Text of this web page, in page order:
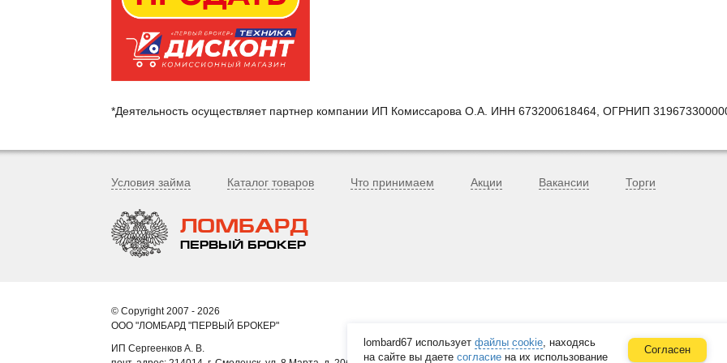
*Деятельность осуществляет партнер компании ИП Комиссарова О.А. ИНН 673200618464, ОГРНИП
lombard67 использует файлы cookie, находясь
на сайте вы даете согласие на их использование
Согласен
Условия займа Каталог товаров Что принимаем Акции Вакансии Торги
ЛОМБАРД
ПЕРВЫЙ БРОКЕР
© Copyright 2007 - 2026
ООО "ЛОМБАРД "ПЕРВЫЙ БРОКЕР"
ИП Сергеенков А. В.